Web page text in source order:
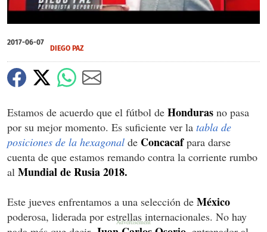
seconds
of
seconds
2017-06-07
DIEGO PAZ
Estamos de acuerdo que el fútbol de Honduras no pasa
por su mejor momento. Es suficiente ver la tabla de
posiciones de la hexagonal de Concacafpara darse
cuenta de que estamos remando contra la corriente rumbo
al Mundial de Rusia 2018.
Este jueves enfrentamos a una selección de México
poderosa, liderada por estrellas internacionales. No hay